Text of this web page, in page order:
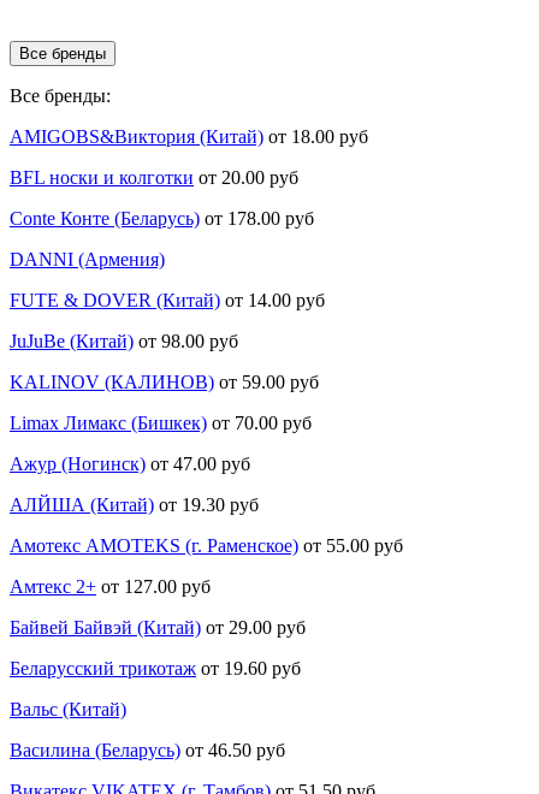
Все бренды
Все бренды:
AMIGOBS&Виктория (Китай) от 18.00 руб
BFL носки и колготки от 20.00 руб
Conte Конте (Беларусь) от 178.00 руб
DANNI (Армения)
FUTE & DOVER (Китай) от 14.00 руб
JuJuBe (Китай) от 98.00 руб
KALINOV (КАЛИНОВ) от 59.00 руб
Limax Лимакс (Бишкек) от 70.00 руб
Ажур (Ногинск) от 47.00 руб
АЛЙША (Китай) от 19.30 руб
Амотекс AMOTEKS (г. Раменское) от 55.00 руб
Амтекс 2+ от 127.00 руб
Байвей Байвэй (Китай) от 29.00 руб
Беларусский трикотаж от 19.60 руб
Вальс (Китай)
Василина (Беларусь) от 46.50 руб